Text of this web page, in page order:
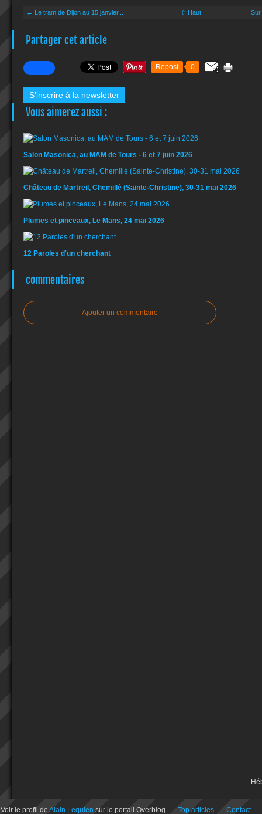
← Le tram de Dijon au 15 janvier... ⇧ Haut
Partager cet article
Repost 0
S'inscrire à la newsletter
Vous aimerez aussi :
Salon Masonica, au MAM de Tours - 6 et 7 juin 2026
Château de Martreil, Chemillé (Sainte-Christine), 30-31 mai 2026
Plumes et pinceaux, Le Mans, 24 mai 2026
12 Paroles d'un cherchant
commentaires
Ajouter un commentaire
Voir le profil de Alain Lequien sur le portail Overblog Top articles Contact